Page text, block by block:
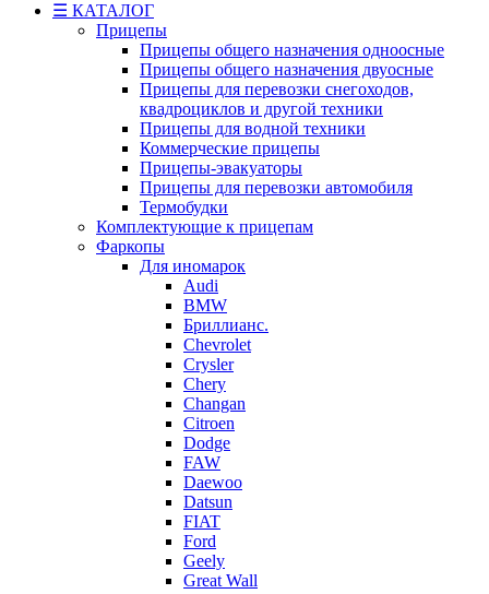
☰ КАТАЛОГ
Прицепы
Прицепы общего назначения одноосные
Прицепы общего назначения двуосные
Прицепы для перевозки снегоходов,
квадроциклов и другой техники
Прицепы для водной техники
Коммерческие прицепы
Прицепы-эвакуаторы
Прицепы для перевозки автомобиля
Термобудки
Комплектующие к прицепам
Фаркопы
Для иномарок
Audi
BMW
Бриллианс.
Chevrolet
Crysler
Chery
Changan
Citroen
Dodge
FAW
Daewoo
Datsun
FIAT
Ford
Geely
Great Wall